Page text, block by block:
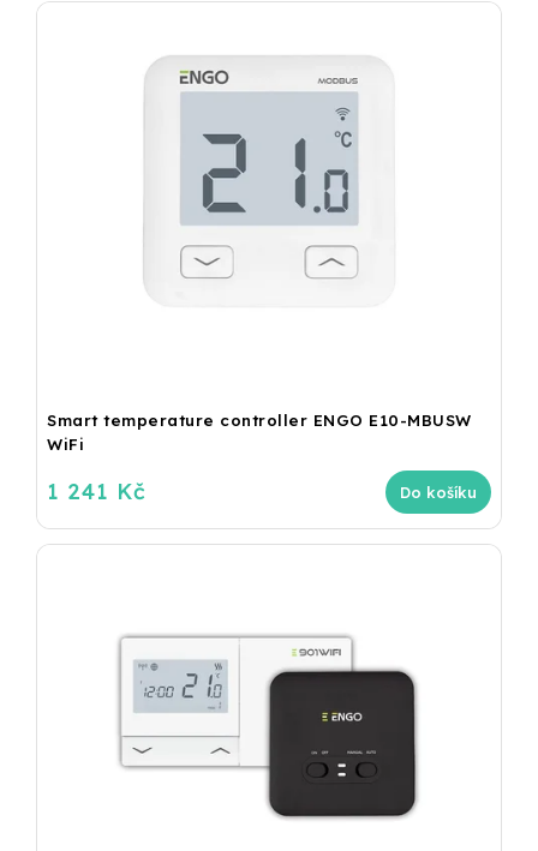
Smart temperature controller ENGO E10-MBUSW
WiFi
1 241 Kč Do košíku